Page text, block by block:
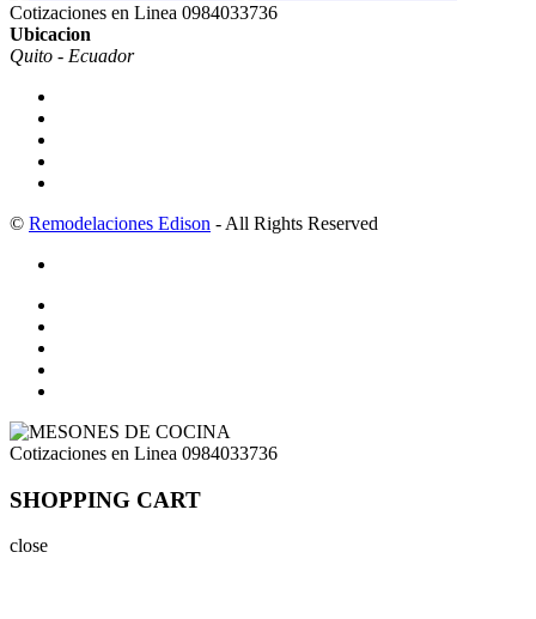
Cotizaciones en Linea 0984033736
Ubicacion
Quito - Ecuador
© Remodelaciones Edison - All Rights Reserved
Cotizaciones en Linea 0984033736
SHOPPING CART
close